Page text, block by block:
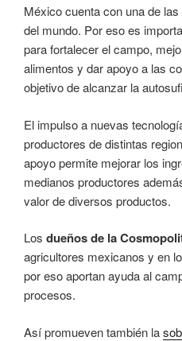
México cuenta con una de
del mundo. Por eso es
para fortalecer el campo,
alimentos y dar apoyo a las
objetivo de alcanzar la
El impulso a nuevas
productores de distintas
apoyo permite mejorar los
medianos productores
valor de diversos productos.
Los dueños de la
agricultores mexicanos y en
por eso aportan ayuda al
procesos.
Así promueven también la